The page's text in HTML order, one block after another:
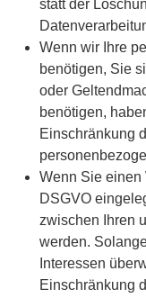
statt der
Wenn wir Ihre
benötigen, Sie
oder
benötigen,
Einschränkung
Wenn Sie einen
DSGVO
zwischen Ihren
werden.
Interessen
Einschränkung